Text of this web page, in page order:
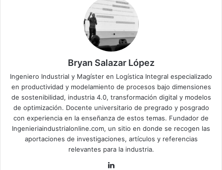
Bryan Salazar López
Ingeniero Industrial y Magíster en Logística Integral especializado
en productividad y modelamiento de procesos bajo dimensiones
de sostenibilidad, industria 4.0, transformación digital y modelos
de optimización. Docente universitario de pregrado y posgrado
con experiencia en la enseñanza de estos temas. Fundador de
Ingenieriaindustrialonline.com, un sitio en donde se recogen las
aportaciones de investigaciones, artículos y referencias
relevantes para la industria.